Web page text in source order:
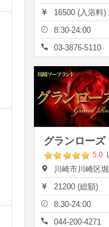
16500 (入浴料)
8:30-24:00
03-3876-5110
グランローズ
5.0
川崎市川崎区
21200 (総額)
8:30-24:00
044-200-4271